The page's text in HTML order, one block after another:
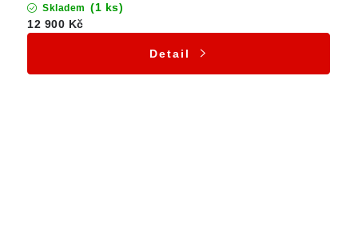
Skladem (1 ks)
12 900 Kč
Detail